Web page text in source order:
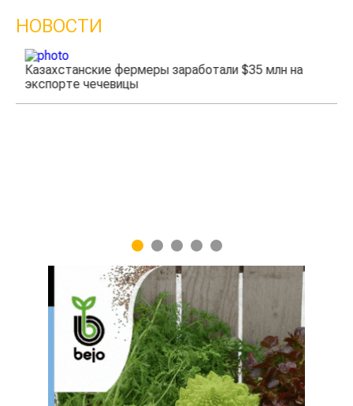
НОВОСТИ
Казахстанские фермеры заработали $35 млн на
экспорте чечевицы
1 2 3 4 5